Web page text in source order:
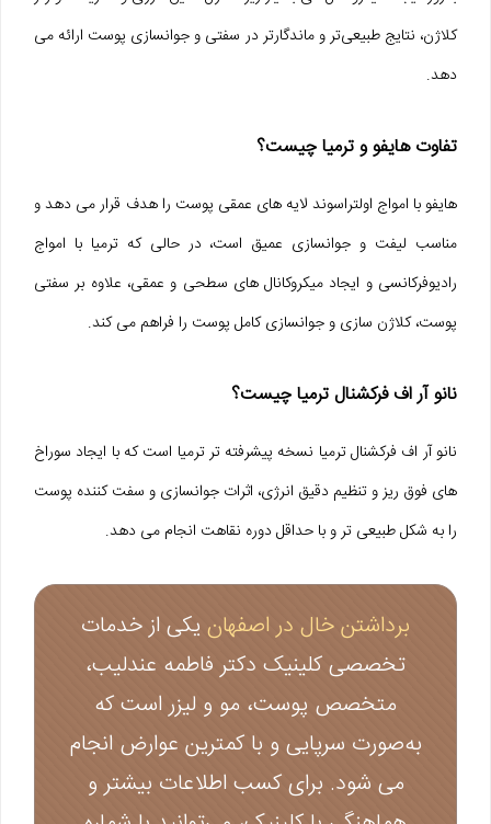
کلاژن، نتایج طبیعی‌تر و ماندگارتر در سفتی و جوانسازی پوست ارائه می‌
دهد.
تفاوت هایفو و ترمیا چیست؟
هایفو با امواج اولتراسوند لایه‌ های عمقی پوست را هدف قرار می‌ دهد و
مناسب لیفت و جوانسازی عمیق است، در حالی که ترمیا با امواج
رادیوفرکانسی و ایجاد میکروکانال‌ های سطحی و عمقی، علاوه بر سفتی
پوست، کلاژن‌ سازی و جوانسازی کامل پوست را فراهم می‌ کند.
نانو آر اف فرکشنال ترمیا چیست؟
نانو آر اف فرکشنال ترمیا نسخه پیشرفته‌ تر ترمیا است که با ایجاد سوراخ‌
های فوق‌ ریز و تنظیم دقیق انرژی، اثرات جوانسازی و سفت‌ کننده پوست
را به شکل طبیعی‌ تر و با حداقل دوره نقاهت انجام می دهد.
برداشتن خال در اصفهان یکی از خدمات
تخصصی کلینیک دکتر فاطمه عندلیب،
متخصص پوست، مو و لیزر است که
به‌صورت سرپایی و با کمترین عوارض انجام
می‌ شود. برای کسب اطلاعات بیشتر و